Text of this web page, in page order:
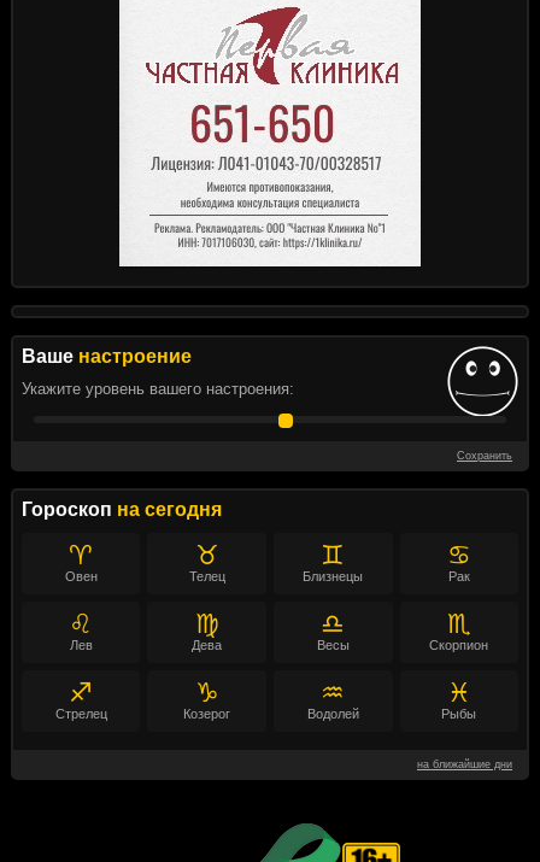
Ваше настроение
Укажите уровень вашего настроения:
Сохранить
Гороскоп на сегодня
♈
Овен
♉
Телец
♊
Близнецы
♋
Рак
♌
Лев
♍
Дева
♎
Весы
♏
Скорпион
♐
Стрелец
♑
Козерог
♒
Водолей
♓
Рыбы
на ближайшие дни